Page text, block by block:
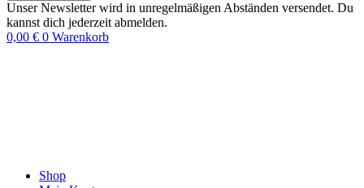
Unser Newsletter wird in unregelmäßigen Abständen versendet. Du
kannst dich jederzeit abmelden.
0,00 € 0 Warenkorb
Shop